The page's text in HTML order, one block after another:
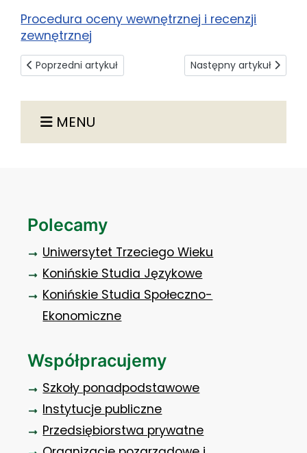
MENU
Procedura oceny wewnętrznej i recenzji
zewnętrznej
Poprzedni artykuł: Zasady przygotowania publikacji do
Poprzedni artykuł Następny artykuł:
Następny artykuł
Polecamy
Uniwersytet Trzeciego Wieku
Konińskie Studia Językowe
Konińskie Studia Społeczno-
Ekonomiczne
Współpracujemy
Szkoły ponadpodstawowe
Instytucje publiczne
Przedsiębiorstwa prywatne